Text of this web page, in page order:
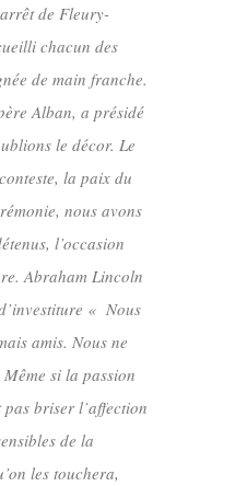
de Fleury-
chacun des
de main franche.
Alban, a présidé
le décor. Le
la paix du
nous avons
l’occasion
Abraham Lincoln
« Nous
amis. Nous ne
si la passion
briser l’affection
de la
les touchera,